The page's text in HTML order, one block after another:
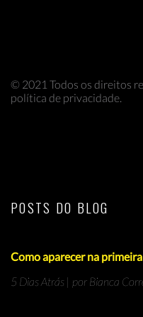
© 2021 Todos os direitos
política de privacidade.
POSTS DO BLOG
Como aparecer na
5 Dias Atrás | por Bianca